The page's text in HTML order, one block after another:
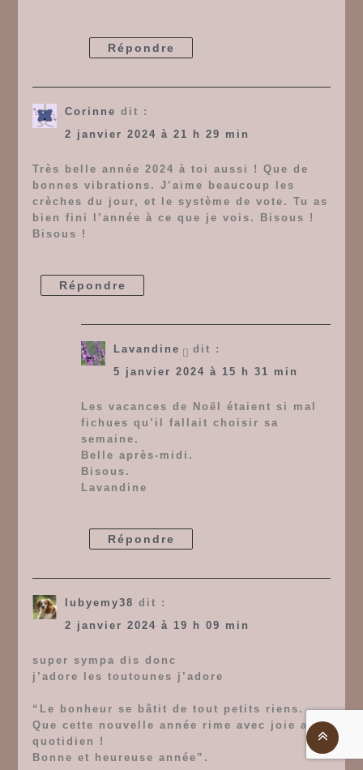
Répondre
Corinne dit :
2 janvier 2024 à 21 h 29 min
Très belle année 2024 à toi aussi ! Que de
bonnes vibrations. J’aime beaucoup les
crèches du jour, et le système de vote. Tu as
bien fini l’année à ce que je vois. Bisous !
Bisous !
Répondre
Lavandine
dit :
5 janvier 2024 à 15 h 31 min
Les vacances de Noël étaient si mal
fichues qu’il fallait choisir sa
semaine.
Belle après-midi.
Bisous.
Lavandine
Répondre
lubyemy38 dit :
2 janvier 2024 à 19 h 09 min
super sympa dis donc
j’adore les toutounes j’adore
“Le bonheur se bâtit de tout petits riens.
Que cette nouvelle année rime avec joie au
quotidien !
Bonne et heureuse année”.